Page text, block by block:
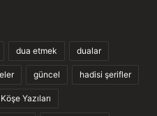
dua etmek dualar
güncel hadisi şerifler
Köşe Yazıları